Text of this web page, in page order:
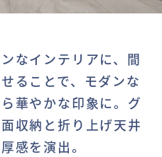
なインテリアに、間
ることで、モダンな
華やかな印象に。グ
収納と折り上げ天井
感を演出。